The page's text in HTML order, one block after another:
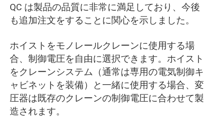
QC は製品の品質に非常に満足しており、今後
も追加注文をすることに関心を示しました。
ホイストをモノレールクレーンに使用する場
合、制御電圧を自由に選択できます。ホイスト
をクレーンシステム（通常は専用の電気制御キ
ャビネットを装備）と一緒に使用する場合、変
圧器は既存のクレーンの制御電圧に合わせて製
造されます。